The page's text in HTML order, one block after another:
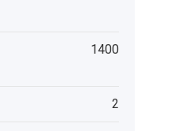
1400
2